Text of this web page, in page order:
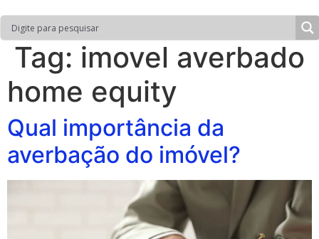
Tag: imovel averbado
home equity
Qual importância da
averbação do imóvel?